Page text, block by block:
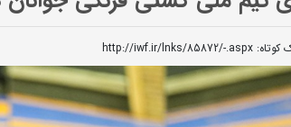
کوتاه: http://iwf.ir/lnks/85872/-.aspx